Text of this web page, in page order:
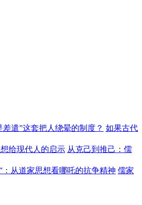
遣”这套把人绕晕的制度？ 如果古代
给现代人的启示 从克己到推己：儒
：从道家思想看哪吒的抗争精神 儒家